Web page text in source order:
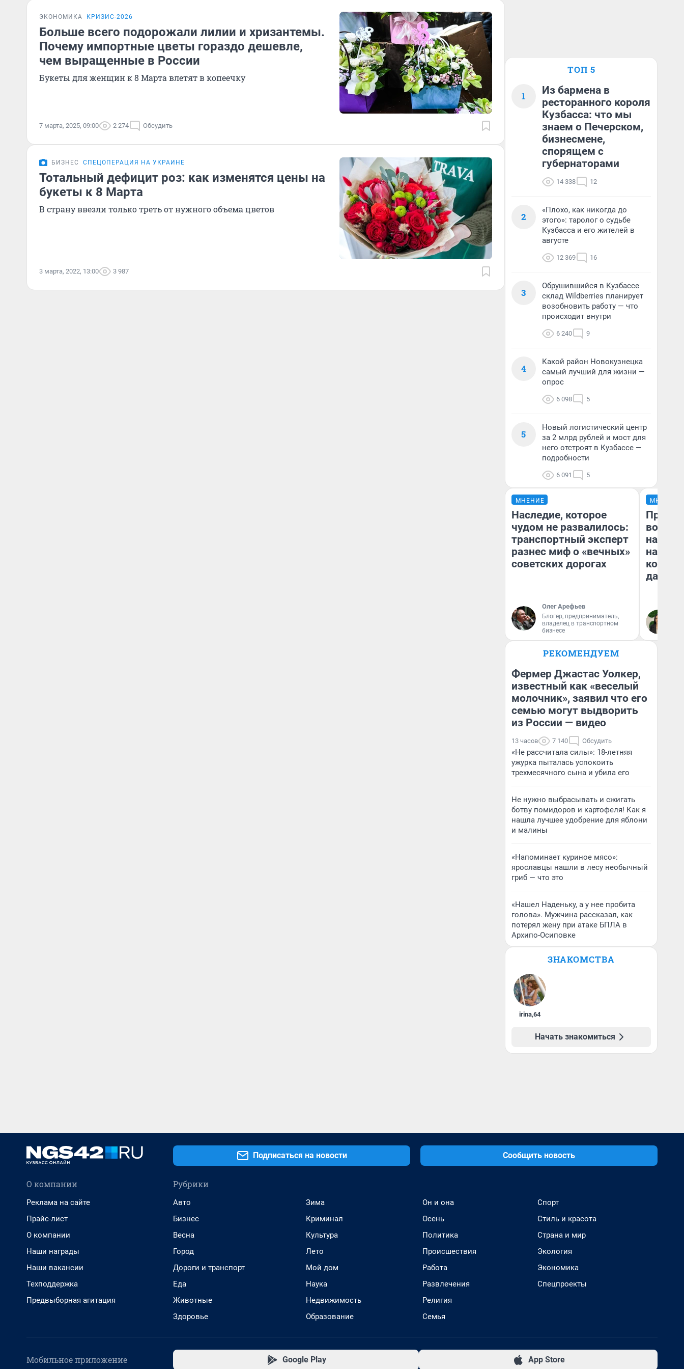
ЭКОНОМИКА КРИЗИС-2026
Больше всего подорожали лилии и хризантемы.
Почему импортные цветы гораздо дешевле,
чем выращенные в России
Букеты для женщин к 8 Марта влетят в копеечку
7 марта, 2025, 09:00 2 274 Обсудить
БИЗНЕС СПЕЦОПЕРАЦИЯ НА УКРАИНЕ
Тотальный дефицит роз: как изменятся цены на
букеты к 8 Марта
В страну ввезли только треть от нужного объема цветов
3 марта, 2022, 13:00 3 987
ТОП 5
1
Из бармена в
ресторанного короля
Кузбасса: что мы
знаем о Печерском,
бизнесмене,
спорящем с
губернаторами
14 338 12
2
«Плохо, как никогда до
этого»: таролог о судьбе
Кузбасса и его жителей в
августе
12 369 16
3
Обрушившийся в Кузбассе
склад Wildberries планирует
возобновить работу — что
происходит внутри
6 240 9
4
Какой район Новокузнецка
самый лучший для жизни —
опрос
6 098 5
5
Новый логистический центр
за 2 млрд рублей и мост для
него отстроят в Кузбассе —
подробности
6 091 5
МНЕНИЕ
Наследие, которое
чудом не развалилось:
транспортный эксперт
разнес миф о «вечных»
советских дорогах
Олег Арефьев
Блогер, предприниматель,
владелец в транспортном
бизнесе
МНЕНИЕ
нам
даже
РЕКОМЕНДУЕМ
Фермер Джастас Уолкер,
известный как «веселый
молочник», заявил что его
семью могут выдворить
из России — видео
13 часов 7 140 Обсудить
«Не рассчитала силы»: 18-летняя
ужурка пыталась успокоить
трехмесячного сына и убила его
Не нужно выбрасывать и сжигать
ботву помидоров и картофеля! Как я
нашла лучшее удобрение для яблони
и малины
«Напоминает куриное мясо»:
ярославцы нашли в лесу необычный
гриб — что это
«Нашел Наденьку, а у нее пробита
голова». Мужчина рассказал, как
потерял жену при атаке БПЛА в
Архипо-Осиповке
ЗНАКОМСТВА
irina,64
Начать знакомиться
Подписаться на новости Сообщить новость
О компании
Реклама на сайте
Прайс-лист
О компании
Наши награды
Наши вакансии
Техподдержка
Предвыборная агитация
Рубрики
Авто
Бизнес
Весна
Город
Дороги и транспорт
Еда
Животные
Здоровье
Зима
Криминал
Культура
Лето
Мой дом
Наука
Недвижимость
Образование
Он и она
Осень
Политика
Происшествия
Работа
Развлечения
Религия
Семья
Спорт
Стиль и красота
Страна и мир
Экология
Экономика
Спецпроекты
Мобильное приложение Google Play App Store